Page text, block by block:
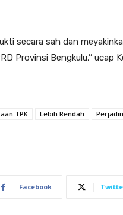
secara sah dan
Provinsi Bengkulu,’’
TPK Lebih Rendah Perjadin
Facebook